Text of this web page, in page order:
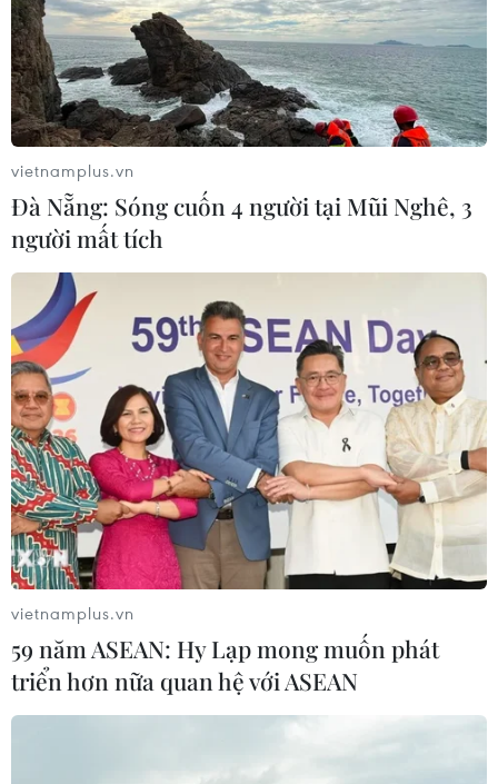
Họa sỹ Việt Nam giành cúp Bạc cuộc thi
thiết kế quốc tế
18/04/2018 01:14
Tác phẩm gắn gốm nghệ thuật Nhà Gương trong công
viên Thống Nhất (Hà Nội) của họa sỹ Nguyễn Thu Thủy
đã giành cúp Bạc cuộc thi thiết kế quốc tế A’Design
Awards & Competition.
vietnamplus.vn
Đà Nẵng: Sóng cuốn 4 người tại Mũi Nghê, 3
người mất tích
vietnamplus.vn
59 năm ASEAN: Hy Lạp mong muốn phát
triển hơn nữa quan hệ với ASEAN